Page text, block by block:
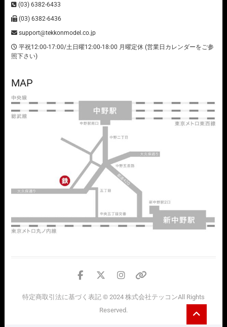
(03) 6382-6433
(03) 6382-6436
support@tekkonmodel.co.jp
平祝12:00-17:00/土日曜12:00-18:00 月曜定休 (営業日カレンダーをご参
照下さい)
MAP
facebook
twitter
instagram
情
特定商取引法に基づく表記© 2024 株式会社テッコンAll Rights
Reserved.
to